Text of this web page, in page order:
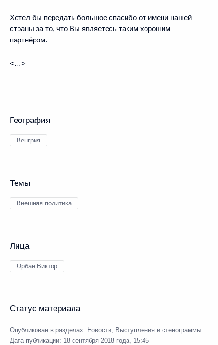
Хотел бы передать большое спасибо от имени нашей
страны за то, что Вы являетесь таким хорошим
партнёром.
<…>
География
Венгрия
Темы
Внешняя политика
Лица
Орбан Виктор
Статус материала
Опубликован в разделах: Новости
Выступления и стенограммы
Дата публикации: 18 сентября 2018 года, 15:45